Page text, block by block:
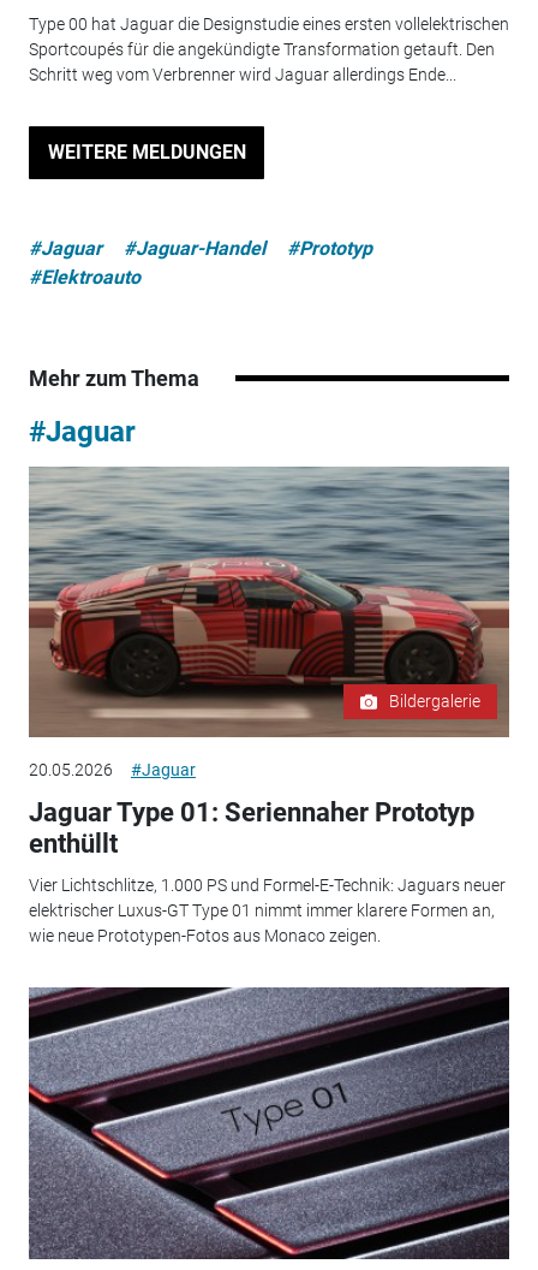
Type 00 hat Jaguar die Designstudie eines ersten vollelektrischen
Sportcoupés für die angekündigte Transformation getauft. Den
Schritt weg vom Verbrenner wird Jaguar allerdings Ende...
WEITERE MELDUNGEN
#Jaguar #Jaguar-Handel
#Prototyp
#Elektroauto
Mehr zum Thema
#Jaguar
Bildergalerie
20.05.2026 #Jaguar
Jaguar Type 01: Seriennaher Prototyp
enthüllt
Vier Lichtschlitze, 1.000 PS und Formel-E-Technik: Jaguars neuer
elektrischer Luxus-GT Type 01 nimmt immer klarere Formen an,
wie neue Prototypen-Fotos aus Monaco zeigen.